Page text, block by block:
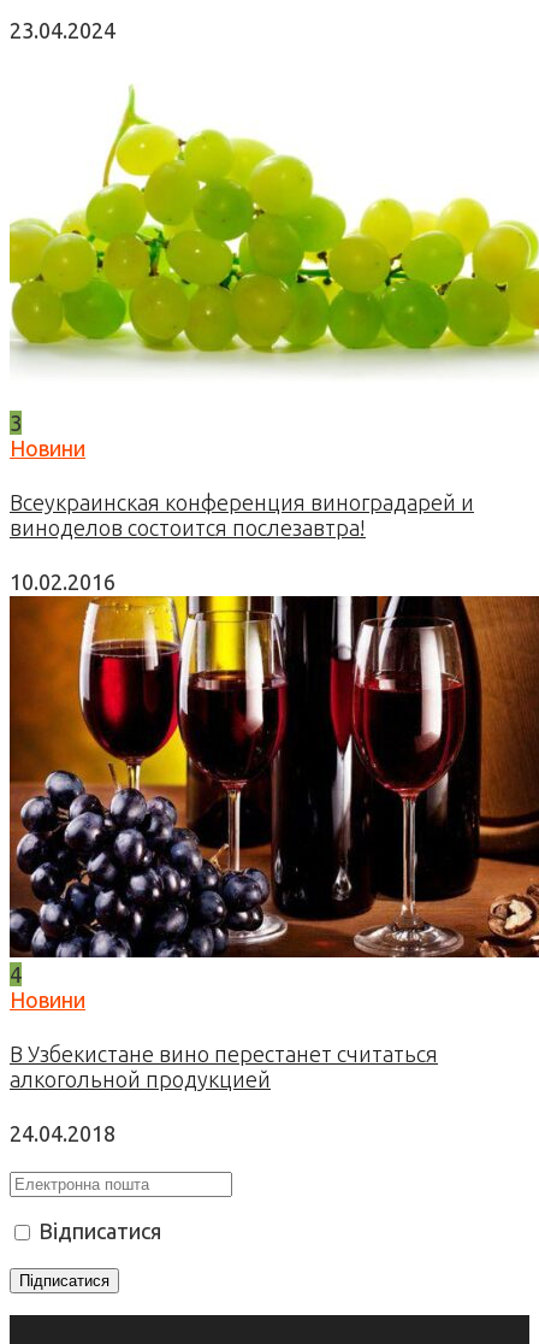
23.04.2024
3
Новини
Всеукраинская конференция виноградарей и
виноделов состоится послезавтра!
10.02.2016
4
Новини
В Узбекистане вино перестанет считаться
алкогольной продукцией
24.04.2018
Відписатися